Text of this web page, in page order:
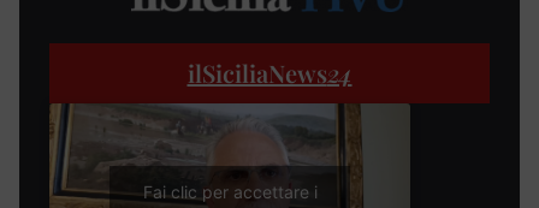
ilSiciliaNews24
Fai clic per accettare i